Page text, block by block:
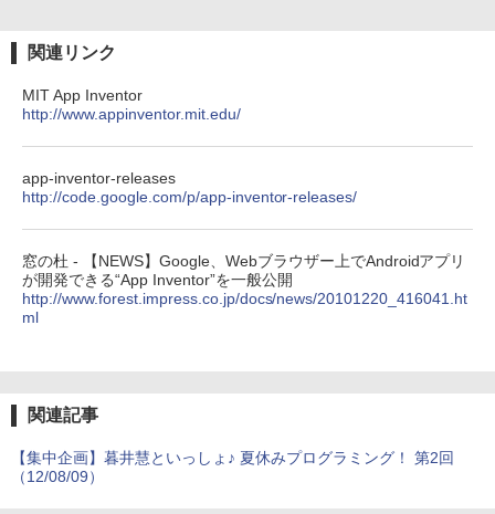
関連リンク
MIT App Inventor
http://www.appinventor.mit.edu/
app-inventor-releases
http://code.google.com/p/app-inventor-releases/
窓の杜 - 【NEWS】Google、Webブラウザー上でAndroidアプリ
が開発できる“App Inventor”を一般公開
http://www.forest.impress.co.jp/docs/news/20101220_416041.ht
ml
関連記事
【集中企画】暮井慧といっしょ♪ 夏休みプログラミング！ 第2回
（12/08/09）